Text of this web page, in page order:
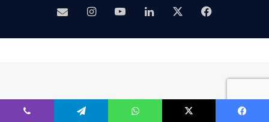
فيسبوك لينكدإن‫YouTubeانستقرامبريد
همسة